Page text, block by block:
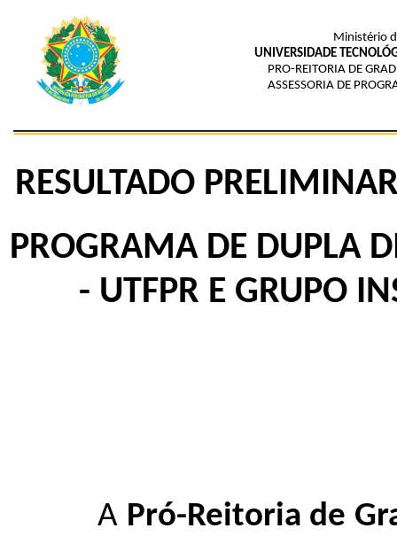
Ministério
UNIVERSIDADE
PRO-REITORIA DE
ASSESSORIA DE
RESULTADO
PROGRAMA DE DUPLA
- UTFPR E GRUPO
A Pró-Reitoria de